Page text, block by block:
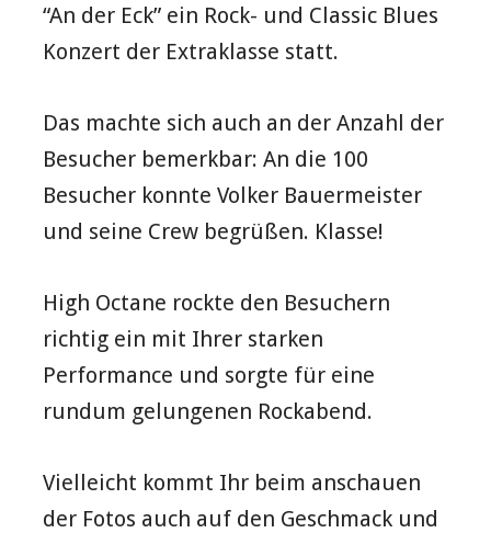
“An der Eck” ein Rock- und Classic Blues
Konzert der Extraklasse statt.
Das machte sich auch an der Anzahl der
Besucher bemerkbar: An die 100
Besucher konnte Volker Bauermeister
und seine Crew begrüßen. Klasse!
High Octane rockte den Besuchern
richtig ein mit Ihrer starken
Performance und sorgte für eine
rundum gelungenen Rockabend.
Vielleicht kommt Ihr beim anschauen
der Fotos auch auf den Geschmack und